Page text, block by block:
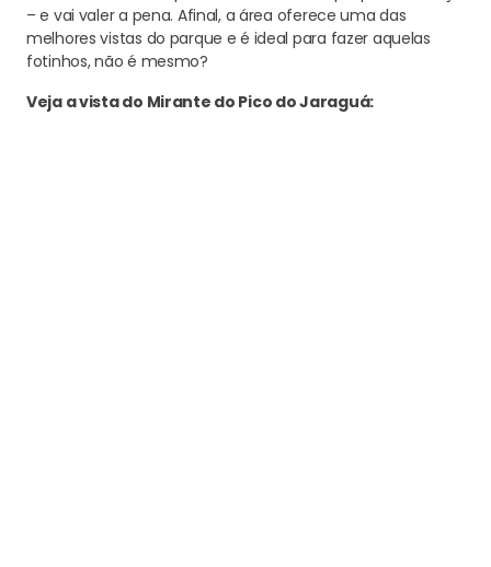
– e vai valer a pena. Afinal, a área oferece uma das
melhores vistas do parque e é ideal para fazer aquelas
fotinhos, não é mesmo?
Veja a vista do Mirante do Pico do Jaraguá: